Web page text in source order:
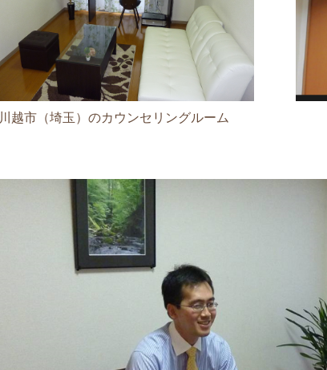
川越市（埼玉）のカウンセリングルーム